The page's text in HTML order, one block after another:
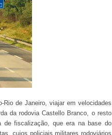
de Janeiro, viajar em velocidades
da rodovia Castello Branco, o resto
de fiscalização, que era na base do
cujos policiais militares rodoviários